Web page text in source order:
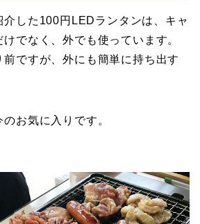
介した100円LEDランタンは、キャ
でなく、外でも使っています。
ですが、外にも簡単に持ち出す
お気に入りです。